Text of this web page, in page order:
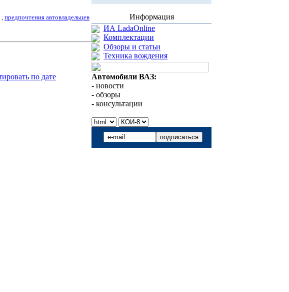
, предпочтения автовладельцев
по дате
Информация
ИА LadaOnline
Комплектации
Обзоры и статьи
Техника вождения
Автомобили ВАЗ:
- новости
- обзоры
- консультации